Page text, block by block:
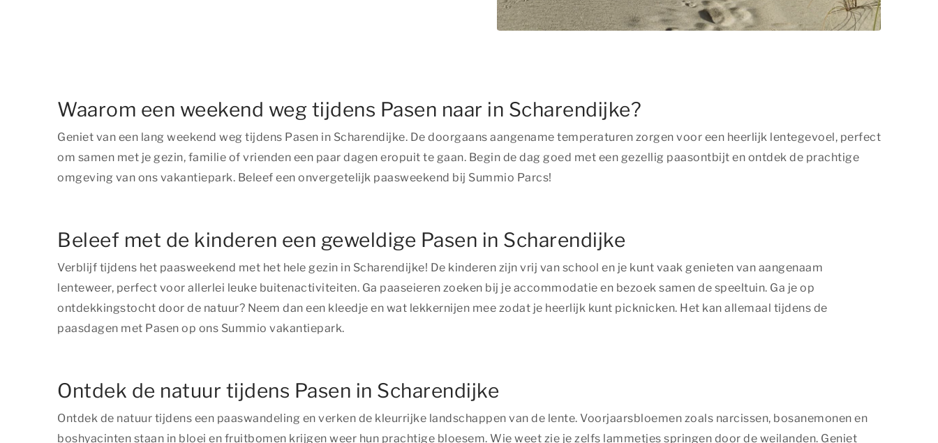
Waarom een weekend weg tijdens Pasen naar in Scharendijke?
Geniet van een lang weekend weg tijdens Pasen in Scharendijke. De doorgaans aangename temperaturen zorgen voor een heerlijk lentegevoel, perfect
om samen met je gezin, familie of vrienden een paar dagen eropuit te gaan. Begin de dag goed met een gezellig paasontbijt en ontdek de prachtige
omgeving van ons vakantiepark. Beleef een onvergetelijk paasweekend bij Summio Parcs!
Beleef met de kinderen een geweldige Pasen in Scharendijke
Verblijf tijdens het paasweekend met het hele gezin in Scharendijke! De kinderen zijn vrij van school en je kunt vaak genieten van aangenaam
lenteweer, perfect voor allerlei leuke buitenactiviteiten. Ga paaseieren zoeken bij je accommodatie en bezoek samen de speeltuin. Ga je op
ontdekkingstocht door de natuur? Neem dan een kleedje en wat lekkernijen mee zodat je heerlijk kunt picknicken. Het kan allemaal tijdens de
paasdagen met Pasen op ons Summio vakantiepark.
Ontdek de natuur tijdens Pasen in Scharendijke
Ontdek de natuur tijdens een paaswandeling en verken de kleurrijke landschappen van de lente. Voorjaarsbloemen zoals narcissen, bosanemonen en
boshyacinten staan in bloei en fruitbomen krijgen weer hun prachtige bloesem. Wie weet zie je zelfs lammetjes springen door de weilanden. Geniet